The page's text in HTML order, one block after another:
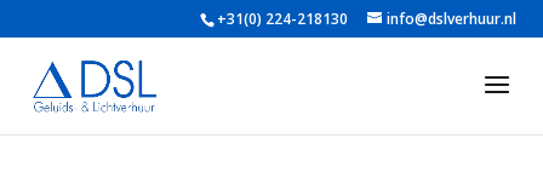
+31(0) 224-218130 info@dslverhuur.nl